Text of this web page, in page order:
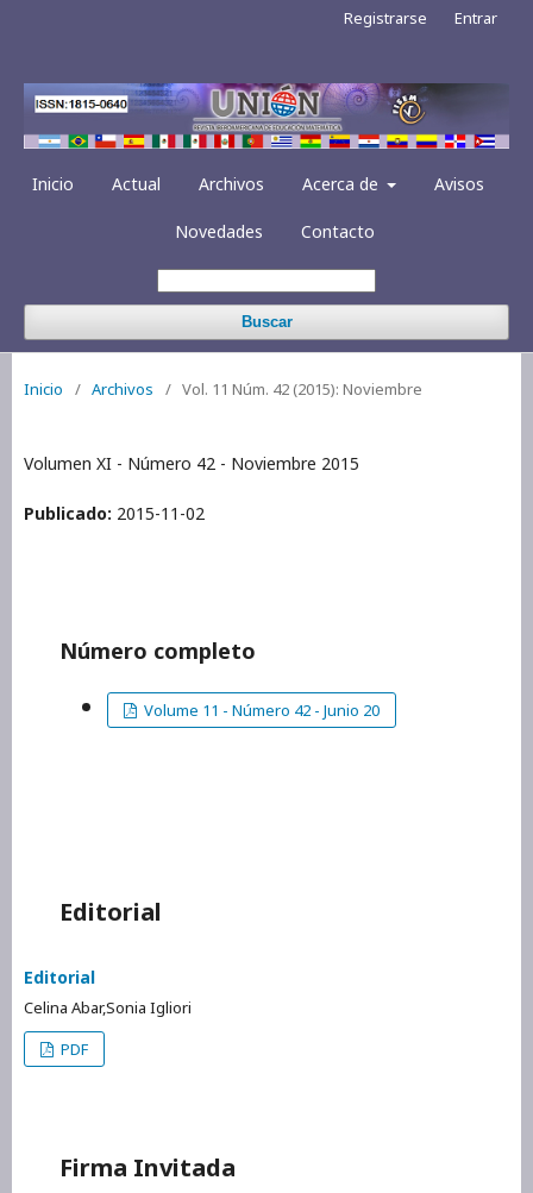
Inicio Actual Archivos Acerca de Avisos
Novedades Contacto
Buscar
Registrarse Entrar
Inicio / Archivos / Vol. 11 Núm. 42 (2015): Noviembre
Volumen XI - Número 42 - Noviembre 2015
Publicado: 2015-11-02
Número completo
Volume 11 - Número 42 - Junio 20
Editorial
Editorial
Celina Abar,Sonia Igliori
PDF
Firma Invitada